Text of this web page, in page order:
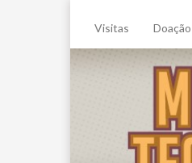
Visitas Doação